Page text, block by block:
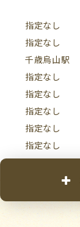
指定なし
指定なし
千歳烏山駅
指定なし
指定なし
指定なし
指定なし
指定なし